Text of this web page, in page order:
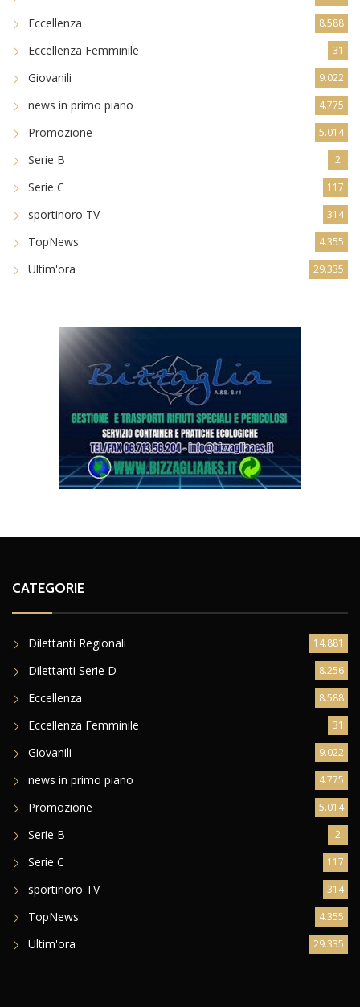
Eccellenza 8.588
Eccellenza Femminile 31
Giovanili 9.022
news in primo piano 4.775
Promozione 5.014
Serie B 2
Serie C 117
sportinoro TV 314
TopNews 4.355
Ultim'ora 29.335
CATEGORIE
Dilettanti Regionali 14.881
Dilettanti Serie D 8.256
Eccellenza 8.588
Eccellenza Femminile 31
Giovanili 9.022
news in primo piano 4.775
Promozione 5.014
Serie B 2
Serie C 117
sportinoro TV 314
TopNews 4.355
Ultim'ora 29.335